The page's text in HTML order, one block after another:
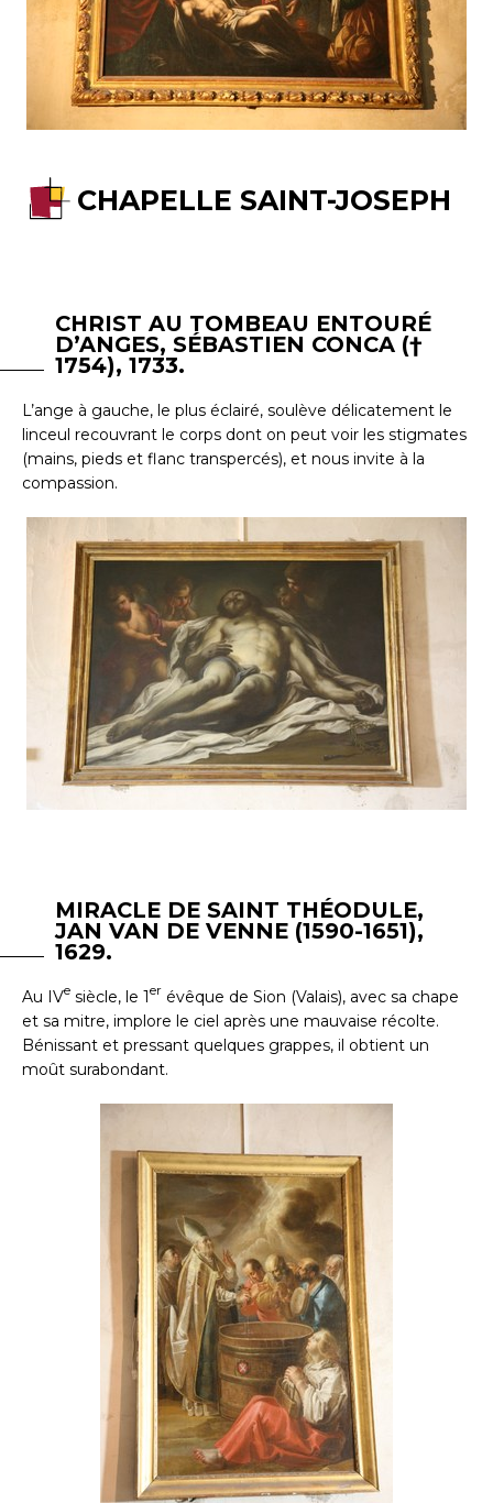
CHAPELLE SAINT-JOSEPH
CHRIST AU TOMBEAU ENTOURÉ
D’ANGES, SÉBASTIEN CONCA (†
1754), 1733.
L’ange à gauche, le plus éclairé, soulève délicatement le
linceul recouvrant le corps dont on peut voir les stigmates
(mains, pieds et flanc transpercés), et nous invite à la
compassion.
MIRACLE DE SAINT THÉODULE,
JAN VAN DE VENNE (1590-1651),
1629.
Au IVe siècle, le 1er évêque de Sion (Valais), avec sa chape
et sa mitre, implore le ciel après une mauvaise récolte.
Bénissant et pressant quelques grappes, il obtient un
moût surabondant.